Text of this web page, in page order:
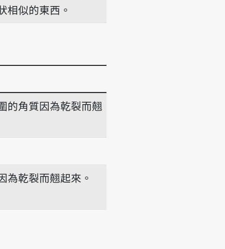
相似的東西。
的角質因為乾裂而翹
為乾裂而翹起來。